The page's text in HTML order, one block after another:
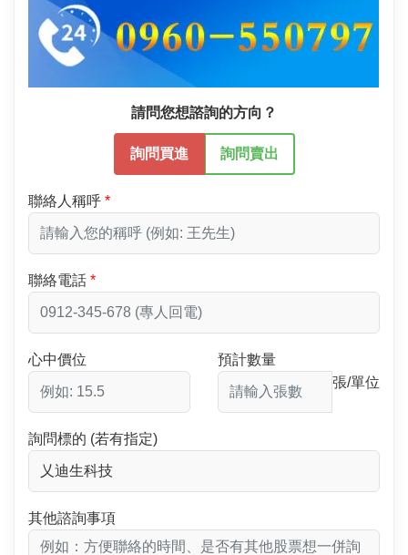
請問您想諮詢的方向？
詢問買進 詢問賣出
聯絡人稱呼
聯絡電話
心中價位
預計數量
張/單位
詢問標的 (若有指定)
其他諮詢事項